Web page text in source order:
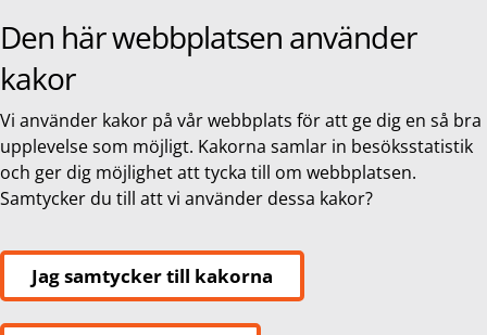
Den här webbplatsen använder
kakor
Vi använder kakor på vår webbplats för att ge dig en så bra
upplevelse som möjligt. Kakorna samlar in besöksstatistik
och ger dig möjlighet att tycka till om webbplatsen.
Samtycker du till att vi använder dessa kakor?
Jag samtycker till kakorna